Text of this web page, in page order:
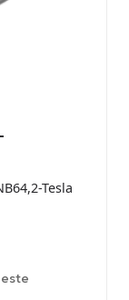
Tesla